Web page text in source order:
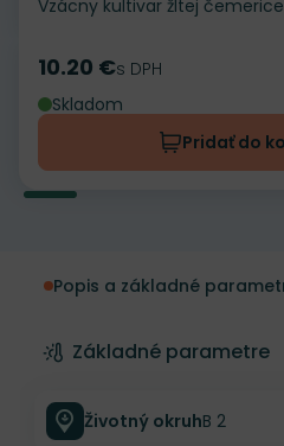
Vzácny kultivar žltej
Cena
10.20 €s DPH
Skladom
Pridať do
Popis a základné
Základné parametre
Životný okruhB 2